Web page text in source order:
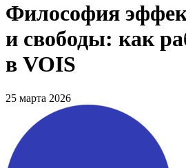
Философия
и свободы: как
в VOIS
25 марта 2026